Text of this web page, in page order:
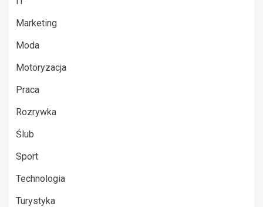
Marketing
Moda
Motoryzacja
Praca
Rozrywka
Ślub
Sport
Technologia
Turystyka